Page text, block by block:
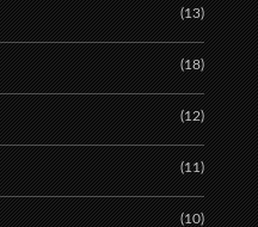
(13)
(18)
(12)
(11)
(10)